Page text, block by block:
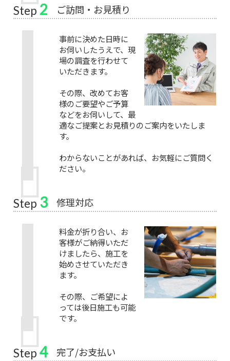
Step 2 ご訪問・お見積り
事前に決めた日時に
お伺いしたうえで、現
場の調査を行わせて
いただきます。
その際、改めてお客
様のご要望やご予算
などをお伺いして、最
適なご提案とお見積りのご案内をいたしま
す。
わからないことがあれば、お気軽にご質問く
ださい。
Step 3 修理対応
料金が折り合い、お
客様がご納得いただ
けましたら、施工を
始めさせていただき
ます。
その際、ご希望によ
っては後日施工も可能
です。
Step 4 完了/お支払い